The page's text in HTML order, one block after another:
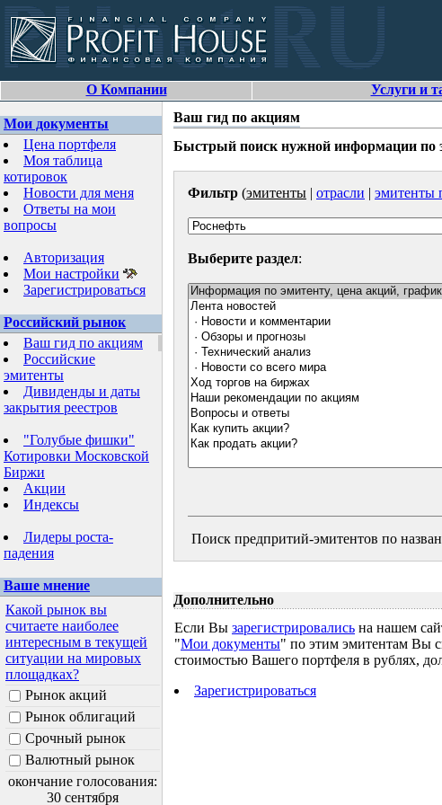
О Компании
Услуги и
Мои документы
Цена портфеля
Моя таблица
котировок
Новости для меня
Ответы на мои
вопросы
Авторизация
Мои настройки
Зарегистрироваться
Российский рынок
Ваш гид по акциям
Российские
эмитенты
Дивиденды и даты
закрытия реестров
"Голубые фишки"
Котировки Московской
Биржи
Акции
Индексы
Лидеры роста-
падения
Ваше мнение
Какой рынок вы
считаете наиболее
интересным в текущей
ситуации на мировых
площадках?
Рынок акций
Рынок облигаций
Срочный рынок
Валютный рынок
окончание голосования:
30 сентября
Ваш гид по акциям
Быстрый поиск нужной информации по
Фильтр (эмитенты | отрасли | эмитенты
Выберите раздел:
Поиск предпритий-эмитентов по
Дополнительно
Если Вы зарегистрировались на нашем
"Мои документы" по этим эмитентам Вы
стоимостью Вашего портфеля в рублях,
Зарегистрироваться